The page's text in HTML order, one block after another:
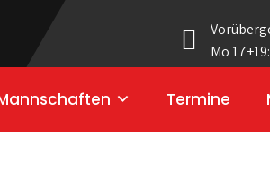
Mo
Termine